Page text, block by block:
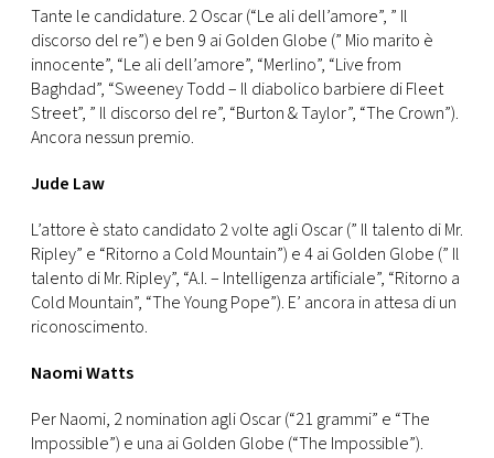
Tante le candidature. 2 Oscar (“Le ali dell’amore”, ” Il
discorso del re”) e ben 9 ai Golden Globe (” Mio marito è
innocente”, “Le ali dell’amore”, “Merlino”, “Live from
Baghdad”, “Sweeney Todd – Il diabolico barbiere di Fleet
Street”, ” Il discorso del re”, “Burton & Taylor”, “The Crown”).
Ancora nessun premio.
Jude Law
L’attore è stato candidato 2 volte agli Oscar (” Il talento di Mr.
Ripley” e “Ritorno a Cold Mountain”) e 4 ai Golden Globe (” Il
talento di Mr. Ripley”, “A.I. – Intelligenza artificiale”, “Ritorno a
Cold Mountain”, “The Young Pope”). E’ ancora in attesa di un
riconoscimento.
Naomi Watts
Per Naomi, 2 nomination agli Oscar (“21 grammi” e “The
Impossible”) e una ai Golden Globe (“The Impossible”).